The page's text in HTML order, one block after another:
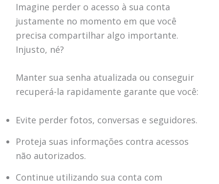
Imagine perder o acesso à sua conta
justamente no momento em que você
precisa compartilhar algo importante.
Injusto, né?
Manter sua senha atualizada ou conseguir
recuperá-la rapidamente garante que você:
Evite perder fotos, conversas e seguidores.
Proteja suas informações contra acessos
não autorizados.
Continue utilizando sua conta com